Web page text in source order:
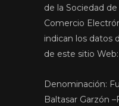
de la Sociedad
Comercio
indican los datos
de este sitio Web:
Denominación:
Baltasar Garzón